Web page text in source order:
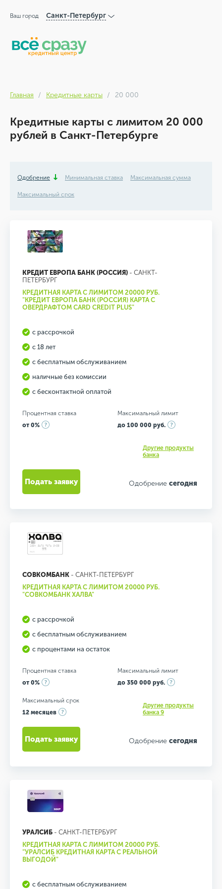
Ваш город Санкт-Петербург
Главная Кредитные карты 20 000
Кредитные карты с лимитом 20 000
рублей в Санкт-Петербурге
Одобрение Минимальная ставка Максимальная сумма
Максимальный срок
КРЕДИТ ЕВРОПА БАНК (РОССИЯ) - САНКТ-
ПЕТЕРБУРГ
КРЕДИТНАЯ КАРТА С ЛИМИТОМ 20000 РУБ.
"КРЕДИТ ЕВРОПА БАНК (РОССИЯ) КАРТА С
ОВЕРДРАФТОМ CARD CREDIT PLUS"
с рассрочкой
с 18 лет
с бесплатным обслуживанием
наличные без комиссии
с бесконтактной оплатой
Процентная ставка
от 0%
Максимальный лимит
до 100 000 руб.
Другие продукты
банка
Одобрение сегодня
Подать заявку
СОВКОМБАНК - САНКТ-ПЕТЕРБУРГ
КРЕДИТНАЯ КАРТА С ЛИМИТОМ 20000 РУБ.
"СОВКОМБАНК ХАЛВА"
с рассрочкой
с бесплатным обслуживанием
с процентами на остаток
Процентная ставка
от 0%
Максимальный лимит
до 350 000 руб.
Максимальный срок
12 месяцев
Другие продукты
банка 9
Одобрение сегодня
Подать заявку
УРАЛСИБ - САНКТ-ПЕТЕРБУРГ
КРЕДИТНАЯ КАРТА С ЛИМИТОМ 20000 РУБ.
"УРАЛСИБ КРЕДИТНАЯ КАРТА С РЕАЛЬНОЙ
ВЫГОДОЙ"
с бесплатным обслуживанием